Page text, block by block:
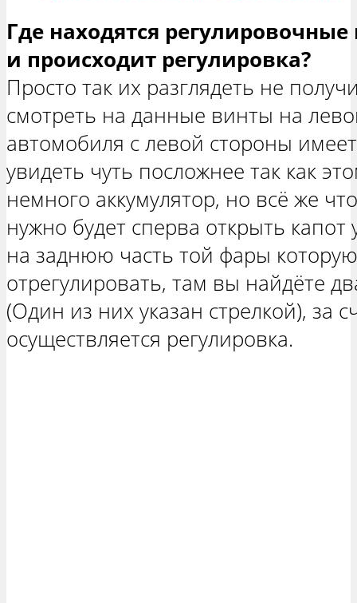
Где находятся
и происходит регулировка?
Просто так их разглядеть не
смотреть на данные винты на
автомобиля с левой стороны
увидеть чуть посложнее так как
немного аккумулятор, но всё же
нужно будет сперва открыть
на заднюю часть той фары
отрегулировать, там вы найдёте
(Один из них указан стрелкой), за
осуществляется регулировка.